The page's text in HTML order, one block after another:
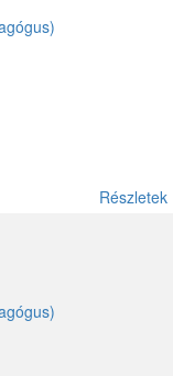
Részletek